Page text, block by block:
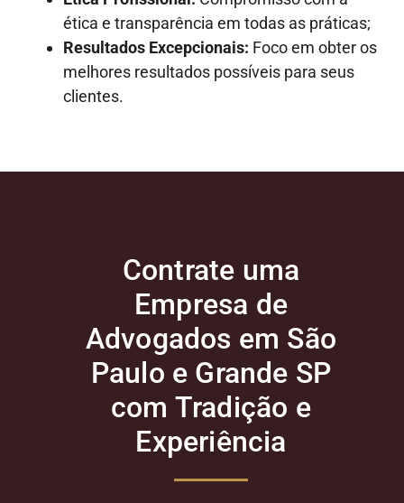
ética e transparência em todas as práticas;
Resultados Excepcionais: Foco em obter os
melhores resultados possíveis para seus
clientes.
Contrate uma
Empresa de
Advogados em São
Paulo e Grande SP
com Tradição e
Experiência